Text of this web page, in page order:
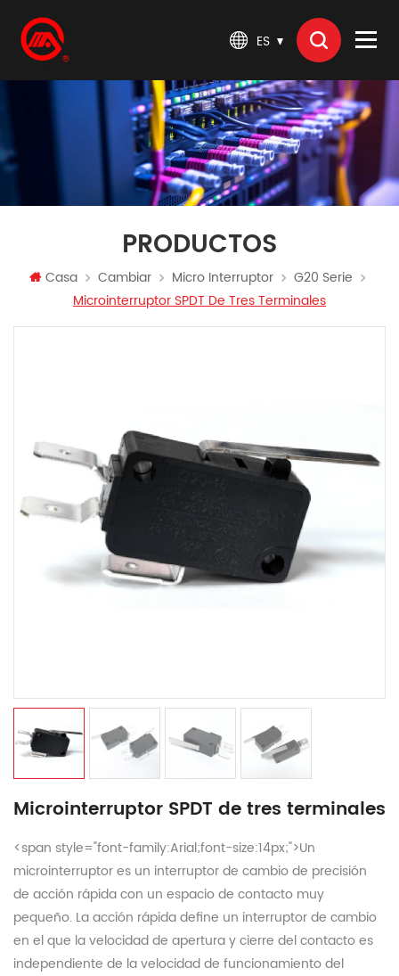
ES
PRODUCTOS
Casa Cambiar Micro Interruptor
G20 Serie
Microinterruptor SPDT De Tres Terminales
Microinterruptor SPDT de tres terminales
<span style="font-family:Arial;font-size:14px;">Un
microinterruptor es un interruptor de cambio de precisión
de acción rápida con un espacio de contacto muy
pequeño. La acción rápida define un interruptor de cambio
en el que la velocidad de apertura y cierre del contacto es
independiente de la velocidad de funcionamiento del